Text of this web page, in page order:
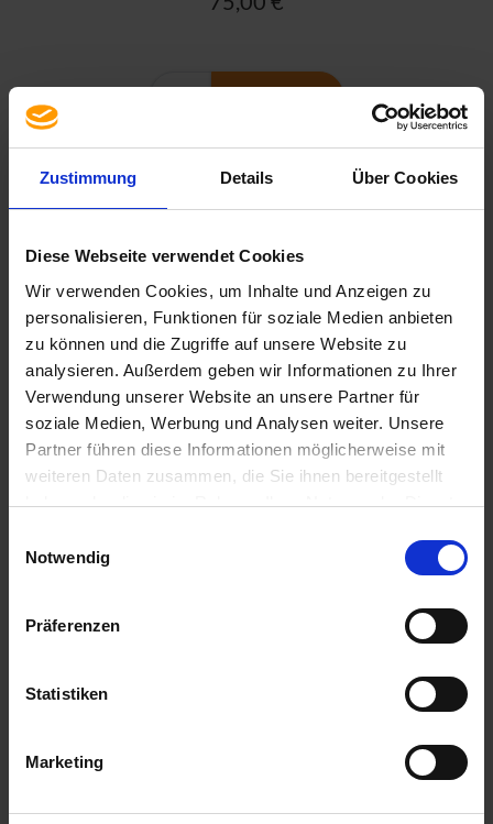
Zustimmung Details Über Cookies
Diese Webseite verwendet Cookies
Wir verwenden Cookies, um Inhalte und Anzeigen zu
personalisieren, Funktionen für soziale Medien anbieten
zu können und die Zugriffe auf unsere Website zu
analysieren. Außerdem geben wir Informationen zu Ihrer
Verwendung unserer Website an unsere Partner für
soziale Medien, Werbung und Analysen weiter. Unsere
Partner führen diese Informationen möglicherweise mit
weiteren Daten zusammen, die Sie ihnen bereitgestellt
haben oder die sie im Rahmen Ihrer Nutzung der Dienste
Cookies, wenn Sie unsere Webseite weiterhin nutzen.
Notwendig
Präferenzen
Statistiken
Marketing
Processus de commande simple
même manière que d'autres boutiques en ligne :
ajoutez les produits au panier, choisissez votre
commande en tant qu'invité ou via votre